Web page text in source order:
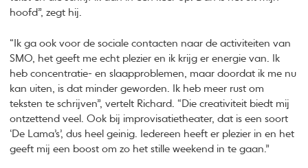
hoofd”, zegt hij.
“Ik ga ook voor de sociale contacten naar de activiteiten van
SMO, het geeft me echt plezier en ik krijg er energie van. Ik
heb concentratie- en slaapproblemen, maar doordat ik me nu
kan uiten, is dat minder geworden. Ik heb meer rust om
teksten te schrijven”, vertelt Richard. “Die creativiteit biedt mij
ontzettend veel. Ook bij improvisatietheater, dat is een soort
‘De Lama’s’, dus heel geinig. Iedereen heeft er plezier in en het
geeft mij een boost om zo het stille weekend in te gaan.”